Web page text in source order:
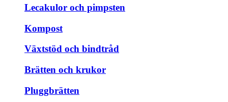
Lecakulor och pimpsten
Kompost
Växtstöd och bindtråd
Brätten och krukor
Pluggbrätten